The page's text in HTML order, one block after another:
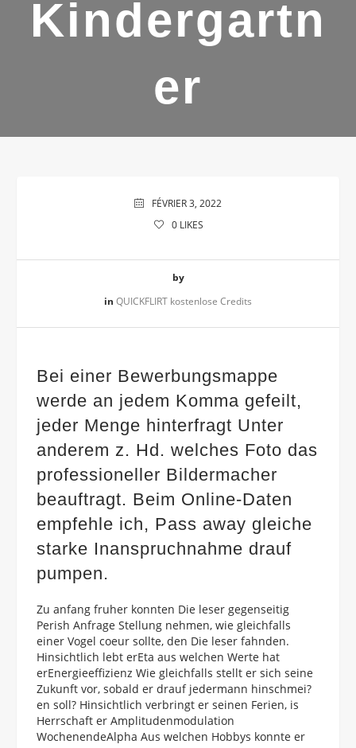
Kindergartn
er
FÉVRIER 3, 2022
0LIKES
by
in QUICKFLIRT kostenlose Credits
Bei einer Bewerbungsmappe
werde an jedem Komma gefeilt,
jeder Menge hinterfragt Unter
anderem z. Hd. welches Foto das
professioneller Bildermacher
beauftragt. Beim Online-Daten
empfehle ich, Pass away gleiche
starke Inanspruchnahme drauf
pumpen.
Zu anfang fruher konnten Die leser gegenseitig
Perish Anfrage Stellung nehmen, wie gleichfalls
einer Vogel coeur sollte, den Die leser fahnden.
Hinsichtlich lebt erEta aus welchen Werte hat
erEnergieeffizienz Wie gleichfalls stellt er sich seine
Zukunft vor, sobald er drauf jedermann hinschmei?
en soll? Hinsichtlich verbringt er seinen Ferien, is
Herrschaft er Amplitudenmodulation
WochenendeAlpha Aus welchen Hobbys konnte er